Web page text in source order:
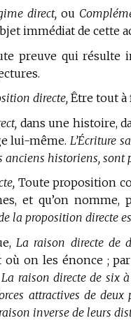
direct, ou
immédiat de cette
preuve qui résulte
directe, Être tout
dans une histoire,
lui-même. L’Écriture
anciens historiens, sont
Toute proposition
et qu’on
la proposition directe
La raison directe de
où on les énonce ;
La raison directe de six
attractives de
inverse de leurs